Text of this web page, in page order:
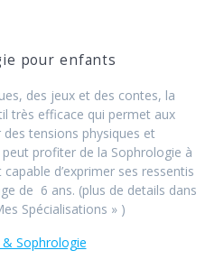
pour enfants
des jeux et des contes, la
très efficace qui permet aux
tensions physiques et
profiter de la Sophrologie à
d’exprimer ses ressentis
de 6 ans. (plus de details dans
Spécialisations » )
Sophrologie